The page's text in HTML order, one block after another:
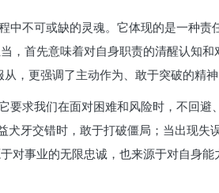
中不可或缺的灵魂。它体现的是一种
，首先意味着对自身职责的清醒认知和
，更强调了主动作为、敢于突破的精神
要求我们在面对困难和风险时，不回
犬牙交错时，敢于打破僵局；当出现失
对事业的无限忠诚，也来源于对自身